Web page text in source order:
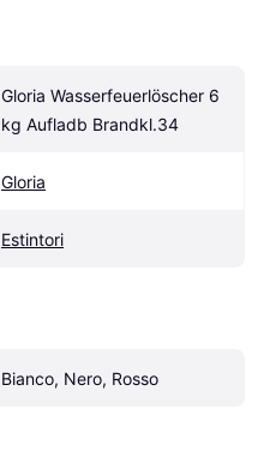
Gloria Wasserfeuerlöscher 6
kg Aufladb Brandkl.34
Gloria
Estintori
Bianco, Nero, Rosso